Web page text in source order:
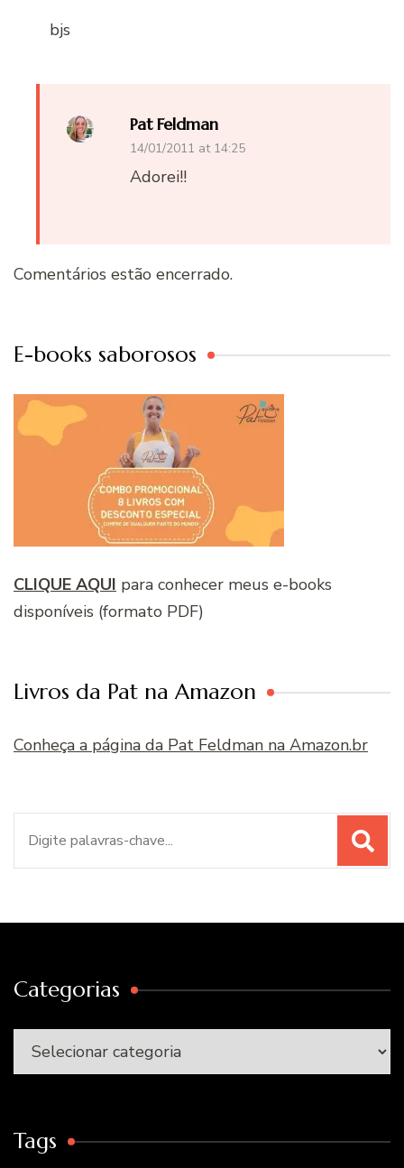
bjs
Pat Feldman
14/01/2011 at 14:25
Adorei!!
Comentários estão encerrado.
E-books saborosos
CLIQUE AQUI para conhecer meus e-books
disponíveis (formato PDF)
Livros da Pat na Amazon
Conheça a página da Pat Feldman na Amazon.br
Categorias
Categorias
Tags